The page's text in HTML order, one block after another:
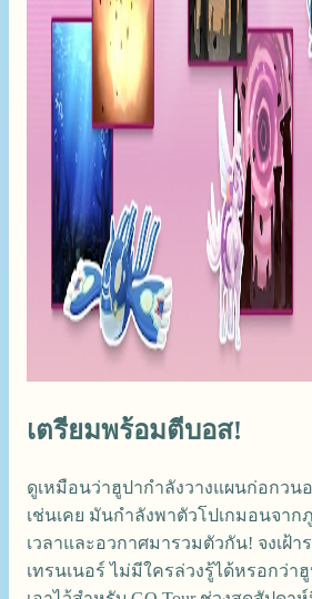
เตรียมพร้อมตีบอส!
ดูเหมือนว่าฮูปากำลังวางแผนก่อกวน
เช่นเคย มันกำลังพาตัวโปเกมอนจา
เวลาและอวกาศมารวมตัวกัน! จงเฝ้า
เทรนเนอร์ ไม่มีใครล่วงรู้ได้หรอกว่า